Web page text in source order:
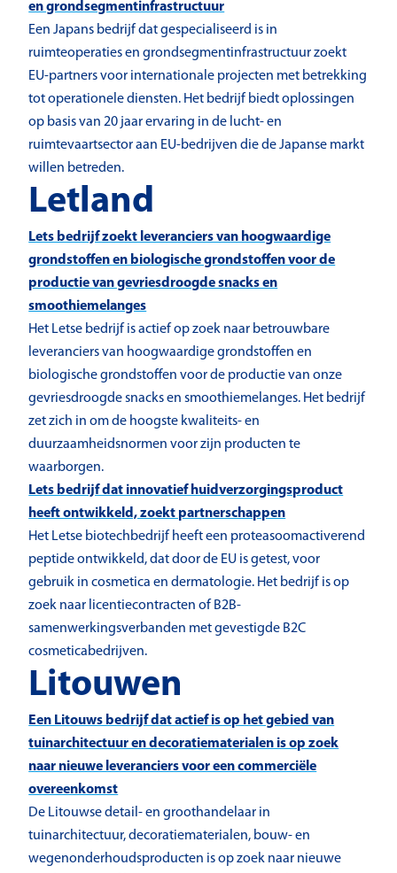
en grondsegmentinfrastructuur
Een Japans bedrijf dat gespecialiseerd is in
ruimteoperaties en grondsegmentinfrastructuur zoekt
EU-partners voor internationale projecten met betrekking
tot operationele diensten. Het bedrijf biedt oplossingen
op basis van 20 jaar ervaring in de lucht- en
ruimtevaartsector aan EU-bedrijven die de Japanse markt
willen betreden.
Letland
Lets bedrijf zoekt leveranciers van hoogwaardige
grondstoffen en biologische grondstoffen voor de
productie van gevriesdroogde snacks en
smoothiemelanges
Het Letse bedrijf is actief op zoek naar betrouwbare
leveranciers van hoogwaardige grondstoffen en
biologische grondstoffen voor de productie van onze
gevriesdroogde snacks en smoothiemelanges. Het bedrijf
zet zich in om de hoogste kwaliteits- en
duurzaamheidsnormen voor zijn producten te
waarborgen.
Lets bedrijf dat innovatief huidverzorgingsproduct
heeft ontwikkeld, zoekt partnerschappen
Het Letse biotechbedrijf heeft een proteasoomactiverend
peptide ontwikkeld, dat door de EU is getest, voor
gebruik in cosmetica en dermatologie. Het bedrijf is op
zoek naar licentiecontracten of B2B-
samenwerkingsverbanden met gevestigde B2C
cosmeticabedrijven.
Litouwen
Een Litouws bedrijf dat actief is op het gebied van
tuinarchitectuur en decoratiematerialen is op zoek
naar nieuwe leveranciers voor een commerciële
overeenkomst
De Litouwse detail- en groothandelaar in
tuinarchitectuur, decoratiematerialen, bouw- en
wegenonderhoudsproducten is op zoek naar nieuwe